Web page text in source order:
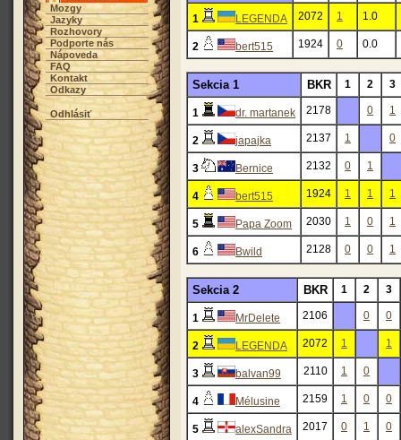
Mozgy
Jazyky
Rozhovory
Podporte nás
Nápoveda
FAQ
Kontakt
Odkazy
Odhlásiť
1 LEGENDA 2072 1 1.0
2 bert515 1924 0 0.0
Sekcia 1 BKR 1 2 3
1 dr. martanek 2178 0 1
2 japajka 2137 1 0
3 Bernice 2132 0 1
4 bert515 1924 1 1 1
5 Papa Zoom 2030 1 0 1
6 Bwild 2128 0 0 1
Sekcia 2 BKR 1 2 3
1 MrDelete 2106 0 0
2 LEGENDA 2072 1 1
3 balvan99 2110 1 0
4 Mélusine 2159 1 0 0
5 alexSandra 2017 0 1 0